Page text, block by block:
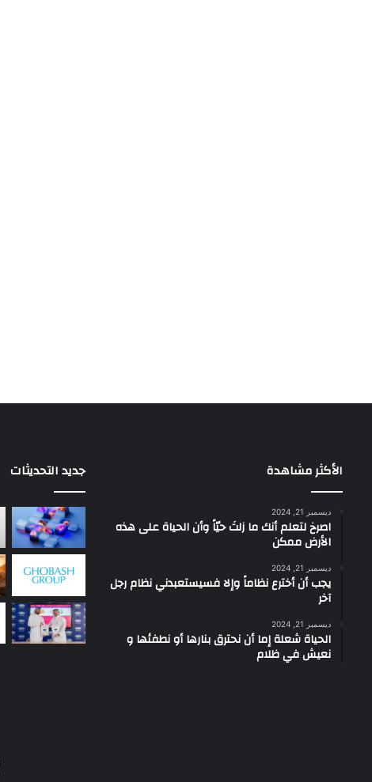
الأكثر مشاهدة
ديسمبر 21, 2024
‫اصرخ لتعلم أنك ما زلتَ حيّاً وأن الحياة على هذه
الأرض ممكن
ديسمبر 21, 2024
يجب أن أخترع نظاماً وإلا فسيستعبدني نظام رجل
آخر
ديسمبر 21, 2024
الحياة شعلة إما أن نحترق بنارها أو نطفئها و
نعيش في ظلام
جديد التحديثات